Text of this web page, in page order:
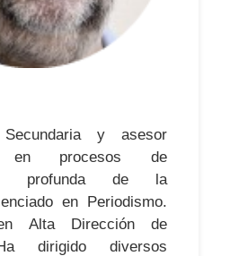
y asesor
en procesos de
profunda de la
en Periodismo.
Alta Dirección de
dirigido diversos